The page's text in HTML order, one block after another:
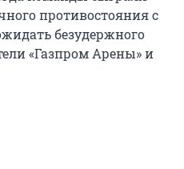
противостояния с
безудержного
«Газпром Арены» и